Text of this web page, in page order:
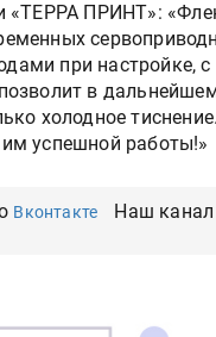
«ТЕРРА ПРИНТ»:
при настройке,
в
холодное
успешной работы!»
Вконтакте Наш канал